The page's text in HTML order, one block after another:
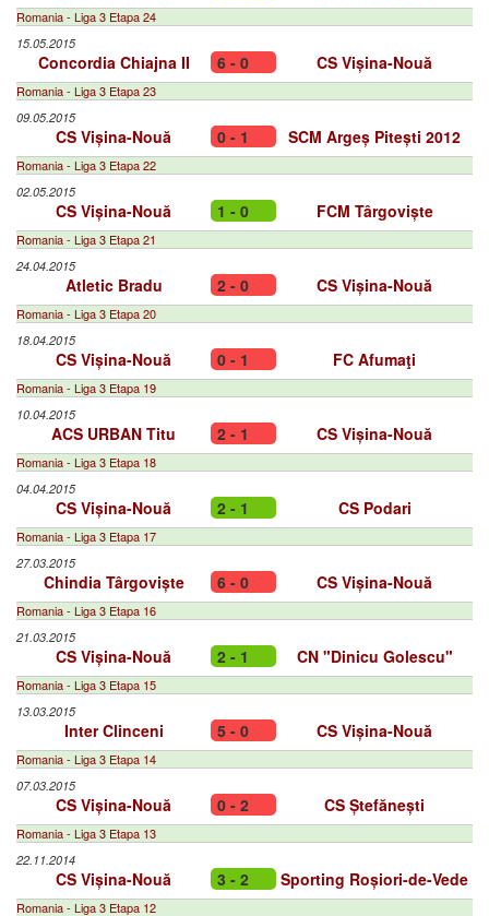
Romania - Liga 3 Etapa 24
15.05.2015
Concordia Chiajna II 6 - 0 CS Vișina-Nouă
Romania - Liga 3 Etapa 23
09.05.2015
CS Vișina-Nouă 0 - 1 SCM Argeș Pitești 2012
Romania - Liga 3 Etapa 22
02.05.2015
CS Vișina-Nouă 1 - 0 FCM Târgoviște
Romania - Liga 3 Etapa 21
24.04.2015
Atletic Bradu 2 - 0 CS Vișina-Nouă
Romania - Liga 3 Etapa 20
18.04.2015
CS Vișina-Nouă 0 - 1 FC Afumaţi
Romania - Liga 3 Etapa 19
10.04.2015
ACS URBAN Titu 2 - 1 CS Vișina-Nouă
Romania - Liga 3 Etapa 18
04.04.2015
CS Vișina-Nouă 2 - 1 CS Podari
Romania - Liga 3 Etapa 17
27.03.2015
Chindia Târgoviște 6 - 0 CS Vișina-Nouă
Romania - Liga 3 Etapa 16
21.03.2015
CS Vișina-Nouă 2 - 1 CN "Dinicu Golescu"
Romania - Liga 3 Etapa 15
13.03.2015
Inter Clinceni 5 - 0 CS Vișina-Nouă
Romania - Liga 3 Etapa 14
07.03.2015
CS Vișina-Nouă 0 - 2 CS Ștefănești
Romania - Liga 3 Etapa 13
22.11.2014
CS Vișina-Nouă 3 - 2 Sporting Roșiori-de-Vede
Romania - Liga 3 Etapa 12